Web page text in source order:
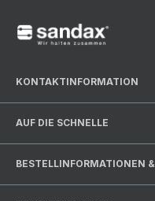
KONTAKTINFORMATION
AUF DIE SCHNELLE
BESTELLINFORMATIONEN